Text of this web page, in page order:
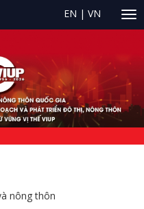
EN | VN
nông thôn